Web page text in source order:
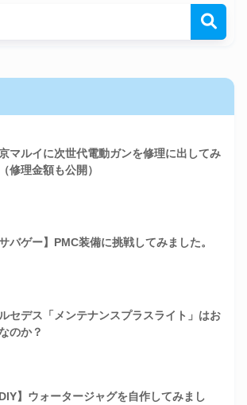
マルイに次世代電動ガンを修理に出してみ
修理金額も公開）
サバゲー】PMC装備に挑戦してみました。
セデス「メンテナンスプラスライト」はお
のか？
DIY】ウォータージャグを自作してみまし